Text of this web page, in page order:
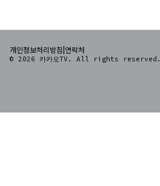
개인정보처리방침 연락처
© 2026 카카오TV. All rights reserved.